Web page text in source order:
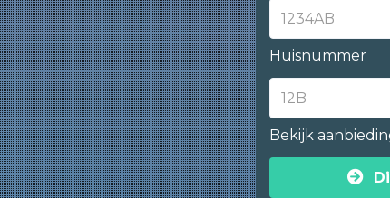
Huisnummer
Bekijk